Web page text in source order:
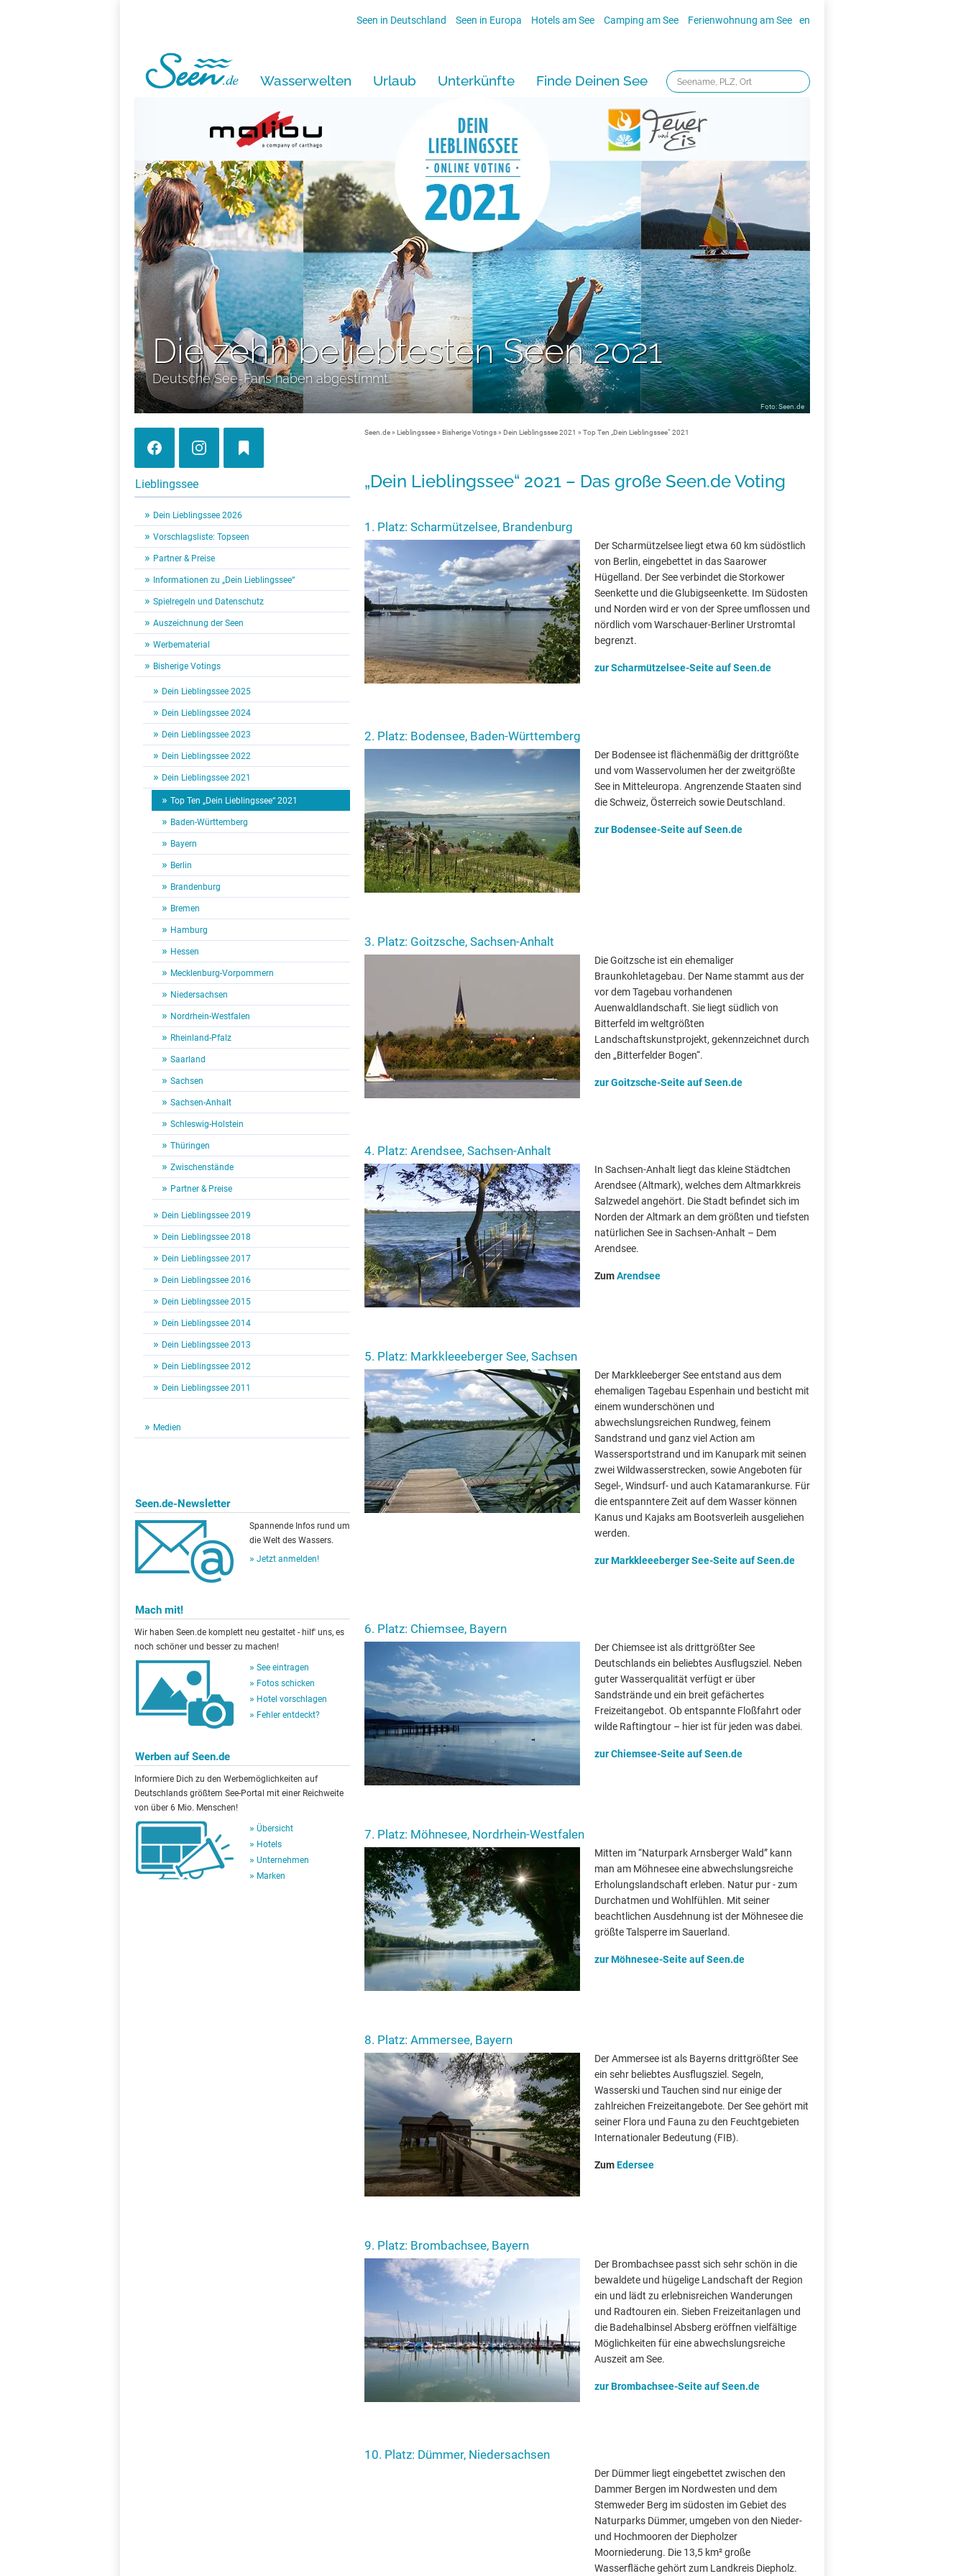
Seen in Deutschland Seen in Europa Hotels am See Camping am See Ferienwohnung am See en
Wasserwelten Urlaub Unterkünfte Finde Deinen See
Die zehn beliebtesten Seen 2021
Deutsche See-Fans haben abgestimmt
Foto: Seen.de
Lieblingssee
Dein Lieblingssee 2026
Vorschlagsliste: Topseen
Partner & Preise
Informationen zu „Dein Lieblingssee“
Spielregeln und Datenschutz
Auszeichnung der Seen
Werbematerial
Bisherige Votings
Dein Lieblingssee 2025
Dein Lieblingssee 2024
Dein Lieblingssee 2023
Dein Lieblingssee 2022
Dein Lieblingssee 2021
Top Ten „Dein Lieblingssee“ 2021
Baden-Württemberg
Bayern
Berlin
Brandenburg
Bremen
Hamburg
Hessen
Mecklenburg-Vorpommern
Niedersachsen
Nordrhein-Westfalen
Rheinland-Pfalz
Saarland
Sachsen
Sachsen-Anhalt
Schleswig-Holstein
Thüringen
Zwischenstände
Partner & Preise
Dein Lieblingssee 2019
Dein Lieblingssee 2018
Dein Lieblingssee 2017
Dein Lieblingssee 2016
Dein Lieblingssee 2015
Dein Lieblingssee 2014
Dein Lieblingssee 2013
Dein Lieblingssee 2012
Dein Lieblingssee 2011
Medien
Seen.de-Newsletter
Spannende Infos rund um
die Welt des Wassers.
Jetzt anmelden!
Mach mit!
Wir haben Seen.de komplett neu gestaltet - hilf' uns, es
noch schöner und besser zu machen!
See eintragen
Fotos schicken
Hotel vorschlagen
Fehler entdeckt?
Werben auf Seen.de
Informiere Dich zu den Werbemöglichkeiten auf
Deutschlands größtem See-Portal mit einer Reichweite
von über 6 Mio. Menschen!
Übersicht
Hotels
Unternehmen
Marken
Seen.de» Lieblingssee» Bisherige Votings» Dein Lieblingssee 2021 » Top Ten „Dein Lieblingssee“ 2021
„Dein Lieblingssee“ 2021 – Das große Seen.de Voting
1. Platz: Scharmützelsee, Brandenburg
Der Scharmützelsee liegt etwa 60 km südöstlich
von Berlin, eingebettet in das Saarower
Hügelland. Der See verbindet die Storkower
Seenkette und die Glubigseenkette. Im Südosten
und Norden wird er von der Spree umflossen und
nördlich vom Warschauer-Berliner Urstromtal
begrenzt.
zur Scharmützelsee-Seite auf Seen.de
2. Platz: Bodensee, Baden-Württemberg
Der Bodensee ist flächenmäßig der drittgrößte
und vom Wasservolumen her der zweitgrößte
See in Mitteleuropa. Angrenzende Staaten sind
die Schweiz, Österreich sowie Deutschland.
zur Bodensee-Seite auf Seen.de
3. Platz: Goitzsche, Sachsen-Anhalt
Die Goitzsche ist ein ehemaliger
Braunkohletagebau. Der Name stammt aus der
vor dem Tagebau vorhandenen
Auenwaldlandschaft. Sie liegt südlich von
Bitterfeld im weltgrößten
Landschaftskunstprojekt, gekennzeichnet durch
den „Bitterfelder Bogen“.
zur Goitzsche-Seite auf Seen.de
4. Platz: Arendsee, Sachsen-Anhalt
In Sachsen-Anhalt liegt das kleine Städtchen
Arendsee (Altmark), welches dem Altmarkkreis
Salzwedel angehört. Die Stadt befindet sich im
Norden der Altmark an dem größten und tiefsten
natürlichen See in Sachsen-Anhalt – Dem
Arendsee.
ZumArendsee
5. Platz: Markkleeeberger See, Sachsen
Der Markkleeberger See entstand aus dem
ehemaligen Tagebau Espenhain und besticht mit
einem wunderschönen und
abwechslungsreichen Rundweg, feinem
Sandstrand und ganz viel Action am
Wassersportstrand und im Kanupark mit seinen
zwei Wildwasserstrecken, sowie Angeboten für
Segel-, Windsurf- und auch Katamarankurse. Für
die entspanntere Zeit auf dem Wasser können
Kanus und Kajaks am Bootsverleih ausgeliehen
werden.
zur Markkleeeberger See-Seite auf Seen.de
6. Platz: Chiemsee, Bayern
Der Chiemsee ist als drittgrößter See
Deutschlands ein beliebtes Ausflugsziel. Neben
guter Wasserqualität verfügt er über
Sandstrände und ein breit gefächertes
Freizeitangebot. Ob entspannte Floßfahrt oder
wilde Raftingtour – hier ist für jeden was dabei.
zur Chiemsee-Seite auf Seen.de
7. Platz: Möhnesee, Nordrhein-Westfalen
Mitten im “Naturpark Arnsberger Wald” kann
man am Möhnesee eine abwechslungsreiche
Erholungslandschaft erleben. Natur pur - zum
Durchatmen und Wohlfühlen. Mit seiner
beachtlichen Ausdehnung ist der Möhnesee die
größte Talsperre im Sauerland.
zur Möhnesee-Seite auf Seen.de
8. Platz: Ammersee, Bayern
Der Ammersee ist als Bayerns drittgrößter See
ein sehr beliebtes Ausflugsziel. Segeln,
Wasserski und Tauchen sind nur einige der
zahlreichen Freizeitangebote. Der See gehört mit
seiner Flora und Fauna zu den Feuchtgebieten
Internationaler Bedeutung (FIB).
ZumEdersee
9. Platz: Brombachsee, Bayern
Der Brombachsee passt sich sehr schön in die
bewaldete und hügelige Landschaft der Region
ein und lädt zu erlebnisreichen Wanderungen
und Radtouren ein. Sieben Freizeitanlagen und
die Badehalbinsel Absberg eröffnen vielfältige
Möglichkeiten für eine abwechslungsreiche
Auszeit am See.
zur Brombachsee-Seite auf Seen.de
10. Platz: Dümmer, Niedersachsen
Der Dümmer liegt eingebettet zwischen den
Dammer Bergen im Nordwesten und dem
Stemweder Berg im südosten im Gebiet des
Naturparks Dümmer, umgeben von den Nieder-
und Hochmooren der Diepholzer
Moorniederung. Die 13,5 km² große
Wasserfläche gehört zum Landkreis Diepholz.